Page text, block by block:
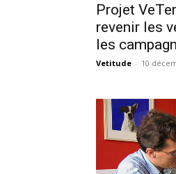
Projet
revenir les
les
Vetitude - 10